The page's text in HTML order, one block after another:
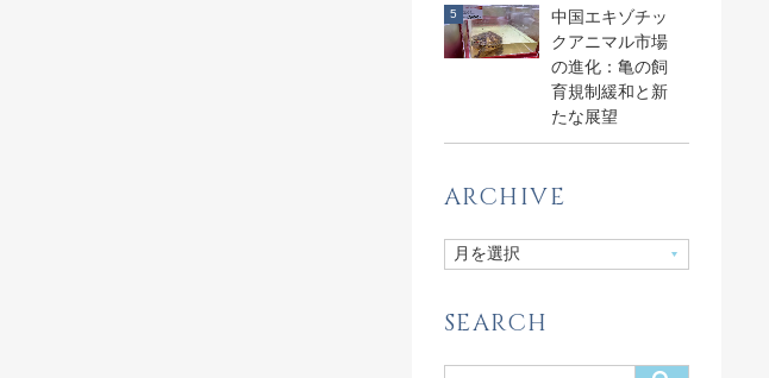
中国エキゾチッ
クアニマル市場
の進化：亀の飼
育規制緩和と新
たな展望
ARCHIVE
SEARCH